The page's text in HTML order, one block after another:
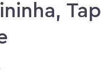
Tap